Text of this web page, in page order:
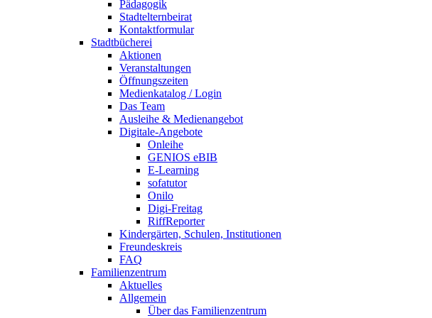
Pädagogik
Stadtelternbeirat
Kontaktformular
Stadtbücherei
Aktionen
Veranstaltungen
Öffnungszeiten
Medienkatalog / Login
Das Team
Ausleihe & Medienangebot
Digitale-Angebote
Onleihe
GENIOS eBIB
E-Learning
sofatutor
Onilo
Digi-Freitag
RiffReporter
Kindergärten, Schulen, Institutionen
Freundeskreis
FAQ
Familienzentrum
Aktuelles
Allgemein
Über das Familienzentrum